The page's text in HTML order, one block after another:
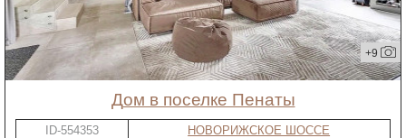
+9
дом в поселке Пенаты
ID-554353
НОВОРИЖСКОЕ ШОССЕ